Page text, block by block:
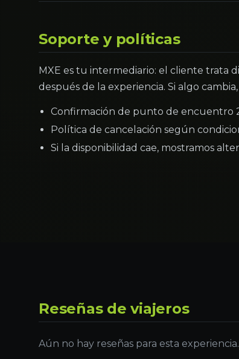
Soporte y políticas
MXE es tu intermediario: el cliente trata
después de la experiencia. Si algo
Confirmación de punto de encuentro
Política de cancelación según
Si la disponibilidad cae, mostramos
Reseñas de viajeros
Aún no hay reseñas para esta